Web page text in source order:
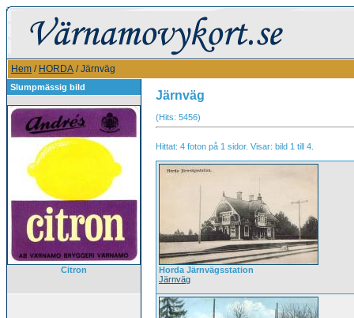
Hem / HORDA / Järnväg
Slumpmässig bild
Citron
Järnväg
(Hits: 5456)
Hittat: 4 foton på 1 sidor. Visar: bild 1 till 4.
Horda Järnvägsstation
Järnväg